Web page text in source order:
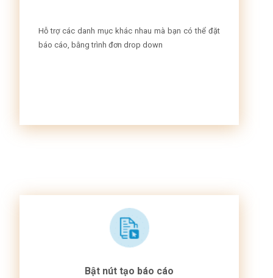
Hỗ trợ các danh mục khác nhau mà bạn có thể đặt
báo cáo, bằng trình đơn drop down
Bật nút tạo báo cáo